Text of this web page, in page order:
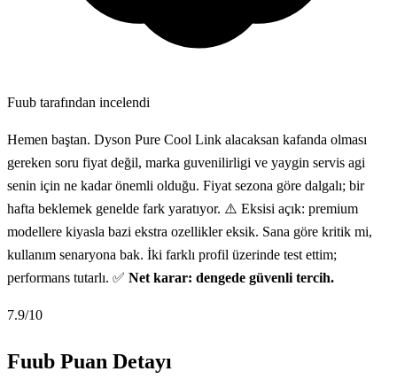
Fuub tarafından incelendi
Hemen baştan. Dyson Pure Cool Link alacaksan kafanda olması
gereken soru fiyat değil, marka guvenilirligi ve yaygin servis agi
senin için ne kadar önemli olduğu. Fiyat sezona göre dalgalı; bir
hafta beklemek genelde fark yaratıyor. ⚠️ Eksisi açık: premium
modellere kiyasla bazi ekstra ozellikler eksik. Sana göre kritik mi,
kullanım senaryona bak. İki farklı profil üzerinde test ettim;
performans tutarlı. ✅ Net karar: dengede güvenli tercih.
7.9/10
Fuub Puan Detayı